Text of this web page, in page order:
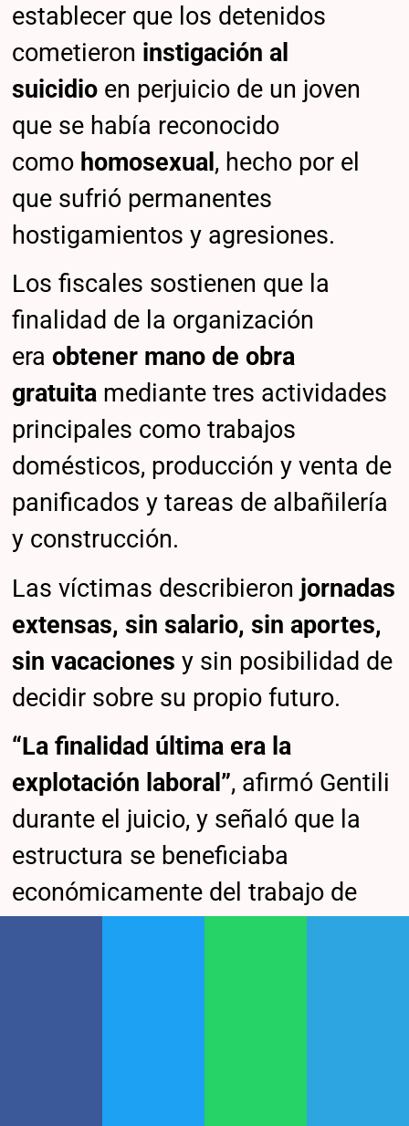
establecer que los detenidos
cometieron instigación al
suicidio en perjuicio de un joven
que se había reconocido
como homosexual , hecho por el
que sufrió permanentes
hostigamientos y agresiones.
Los fiscales sostienen que la
finalidad de la organización
eraobtener mano de obra
gratuita mediante tres actividades
principales como trabajos
domésticos, producción y venta de
panificados y tareas de albañilería
y construcción.
Las víctimas describieron jornadas
extensas, sin salario, sin aportes,
sin vacaciones y sin posibilidad de
decidir sobre su propio futuro.
“La finalidad última era la
explotación laboral”, afirmó Gentili
durante el juicio, y señaló que la
estructura se beneficiaba
económicamente del trabajo de